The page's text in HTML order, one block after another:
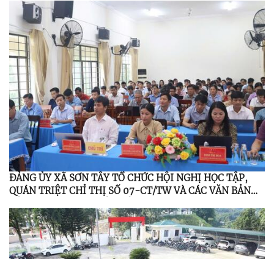
ĐẢNG ỦY XÃ SƠN TÂY TỔ CHỨC HỘI NGHỊ HỌC TẬP,
QUÁN TRIỆT CHỈ THỊ SỐ 07-CT/TW VÀ CÁC VĂN BẢN